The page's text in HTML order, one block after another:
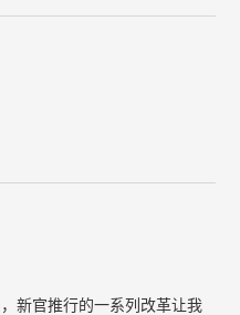
新官推行的一系列改革让我